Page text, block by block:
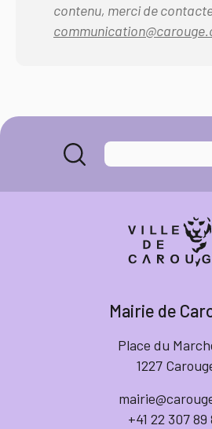
contenu, merci de
Mairie de
Place du
1227
+41 22 307 89